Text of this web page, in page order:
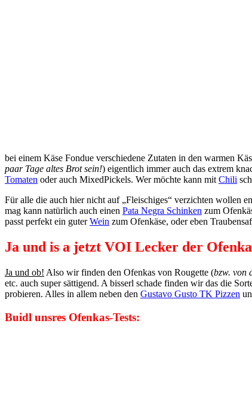
bei einem Käse Fondue verschiedene Zutaten in den warmen
paar Tage altes Brot sein!) eigentlich immer auch das extrem
Tomaten oder auch MixedPickels. Wer möchte kann mit Chili
Für alle die auch hier nicht auf „Fleischiges“ verzichten wollen
mag kann natürlich auch einen Pata Negra Schinken zum
passt perfekt ein guterWein zum Ofenkäse, oder eben
Ja und is a jetzt VOI Lecker der
Ja und ob! Also wir finden den Ofenkas von Rougette (bzw. von
etc. auch super sättigend. A bisserl schade finden wir das die
probieren. Alles in allem neben den Gustavo Gusto TK Pizzen
Buidl unsres Ofenkas-Tests: